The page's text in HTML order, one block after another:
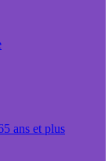
ans et plus